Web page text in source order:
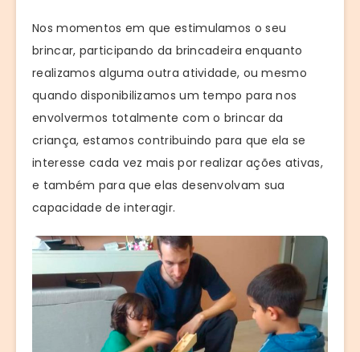
Nos momentos em que estimulamos o seu
brincar, participando da brincadeira enquanto
realizamos alguma outra atividade, ou mesmo
quando disponibilizamos um tempo para nos
envolvermos totalmente com o brincar da
criança, estamos contribuindo para que ela se
interesse cada vez mais por realizar ações ativas,
e também para que elas desenvolvam sua
capacidade de interagir.